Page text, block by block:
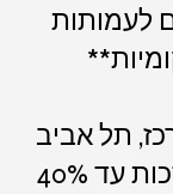
לעמותות
תל אביב
והשרון כבר חוסכות עד 40%